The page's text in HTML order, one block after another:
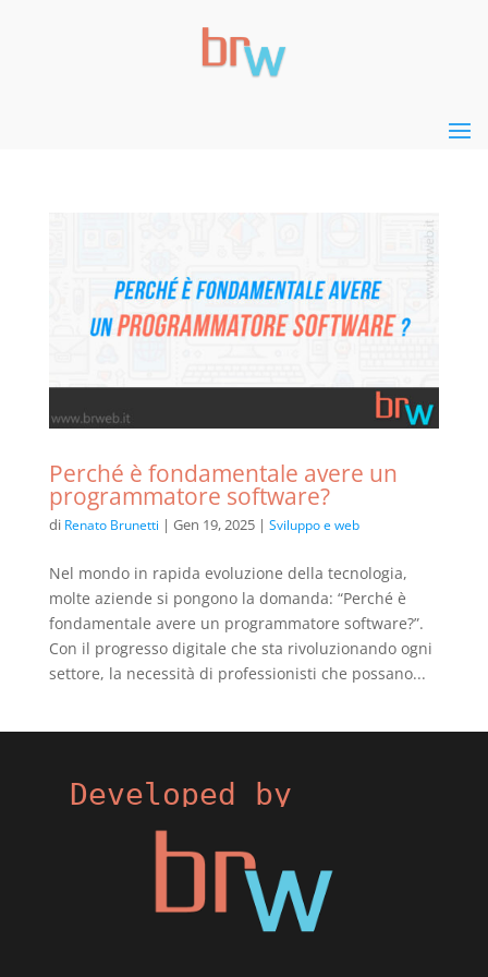
Perché è fondamentale avere un
programmatore software?
di Renato Brunetti | Gen 19, 2025| Sviluppo e web
Nel mondo in rapida evoluzione della tecnologia,
molte aziende si pongono la domanda: “Perché è
fondamentale avere un programmatore software?”.
Con il progresso digitale che sta rivoluzionando ogni
settore, la necessità di professionisti che possano...
Developed by